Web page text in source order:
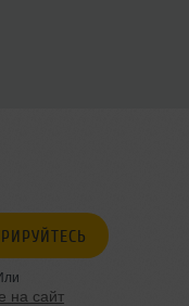
на сайт